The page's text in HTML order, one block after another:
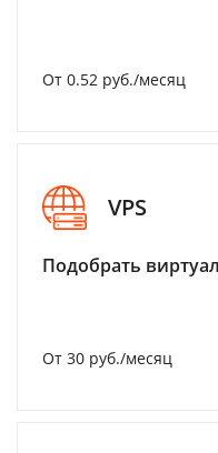
От 0.52 руб./месяц
VPS
Подобрать
От 30 руб./месяц